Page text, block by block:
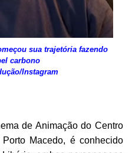
sua trajetória fazendo
em papel carbono
Instagram
de Animação do Centro
Macedo, é conhecido